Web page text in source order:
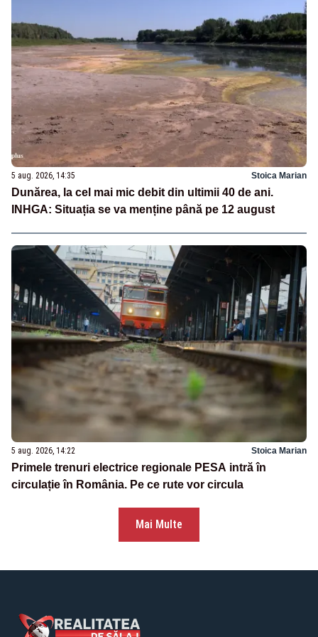
5 aug. 2026, 14:35 Stoica Marian
Dunărea, la cel mai mic debit din ultimii 40 de ani.
INHGA: Situația se va menține până pe 12 august
5 aug. 2026, 14:22 Stoica Marian
Primele trenuri electrice regionale PESA intră în
circulație în România. Pe ce rute vor circula
Mai Multe